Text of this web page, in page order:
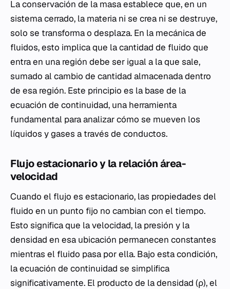
La conservación de la masa establece que, en un
sistema cerrado, la materia ni se crea ni se destruye,
solo se transforma o desplaza. En la mecánica de
fluidos, esto implica que la cantidad de fluido que
entra en una región debe ser igual a la que sale,
sumado al cambio de cantidad almacenada dentro
de esa región. Este principio es la base de la
ecuación de continuidad, una herramienta
fundamental para analizar cómo se mueven los
líquidos y gases a través de conductos.
Flujo estacionario y la relación área-
velocidad
Cuando el flujo es estacionario, las propiedades del
fluido en un punto fijo no cambian con el tiempo.
Esto significa que la velocidad, la presión y la
densidad en esa ubicación permanecen constantes
mientras el fluido pasa por ella. Bajo esta condición,
la ecuación de continuidad se simplifica
significativamente. El producto de la densidad (ρ), el